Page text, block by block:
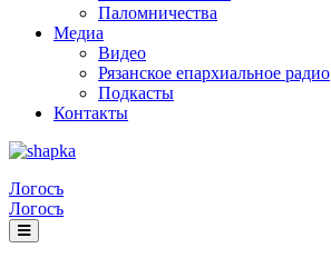
Паломничества
Медиа
Видео
Рязанское епархиальное радио
Подкасты
Контакты
Логосъ
Логосъ